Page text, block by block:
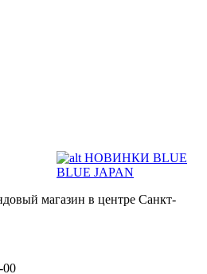
НОВИНКИ BLUE
BLUE JAPAN
магазин в центре Санкт-
00